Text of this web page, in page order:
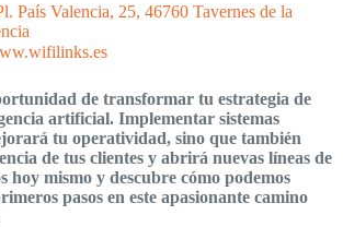
País Valencia, 25, 46760 Tavernes de la
de transformar tu estrategia de
artificial. Implementar sistemas
tu operatividad, sino que también
de tus clientes y abrirá nuevas líneas de
hoy mismo y descubre cómo podemos
pasos en este apasionante camino